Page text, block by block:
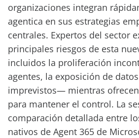
organizaciones integran
agentica en sus estrategias
centrales. Expertos del sector
principales riesgos de esta
incluidos la proliferación
agentes, la exposición de
imprevistos— mientras
para mantener el control. La
comparación detallada entre
nativos de Agent 365 de